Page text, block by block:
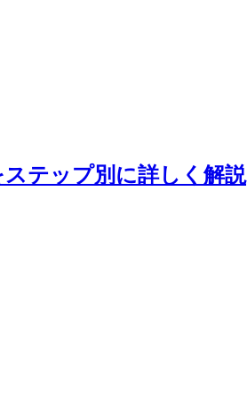
ステップ別に詳しく解説